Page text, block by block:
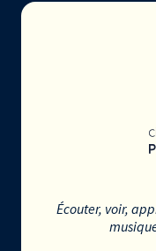
Écouter, voir,